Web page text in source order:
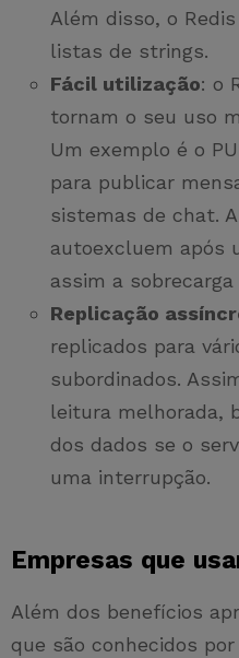
Além disso, o
listas de strings.
Fácil utilização: o
tornam o seu uso
Um exemplo é o
para publicar
sistemas de chat.
autoexcluem após
assim a
Replicação
replicados para
subordinados.
leitura melhorada,
dos dados se o
uma interrupção.
Empresas que
Além dos benefícios
que são conhecidos